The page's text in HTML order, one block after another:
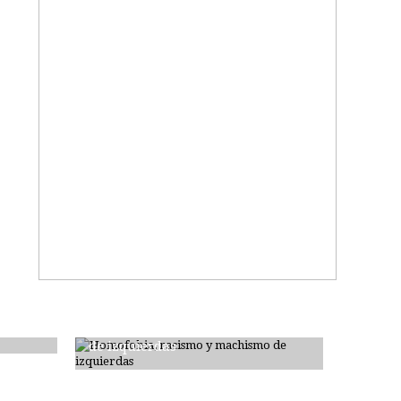
de izquierdas